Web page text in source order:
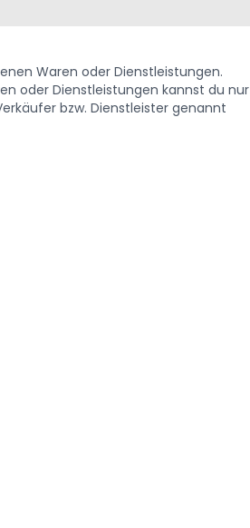
Waren oder Dienstleistungen.
oder Dienstleistungen kannst du nur
bzw. Dienstleister genannt